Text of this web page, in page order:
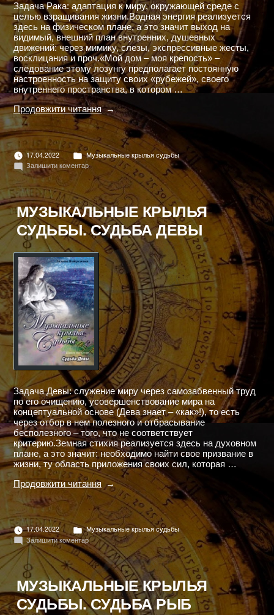
Задача Рака: адаптация к миру, окружающей среде с
целью взращивания жизни.Водная энергия реализуется
здесь на физическом плане, а это значит выход на
видимый, внешний план внутренних, душевных
движений: через мимику, слезы, экспрессивные жесты,
восклицания и проч.«Мой дом – моя крепость» –
следование этому лозунгу предполагает постоянную
настроенность на защиту своих «рубежей», своего
внутреннего пространства, в котором …
Продовжити читання"МУЗЫКАЛЬНЫЕ
КРЫЛЬЯ
СУДЬБЫ.
СУДЬБА
РАКА"
17.04.2022
Опубліковано
в
Музыкальные крылья судьбы
Залишити коментардо
МУЗЫКАЛЬНЫЕ
КРЫЛЬЯ
СУДЬБЫ.
СУДЬБА
РАКА
МУЗЫКАЛЬНЫЕ КРЫЛЬЯ
СУДЬБЫ. СУДЬБА ДЕВЫ
Задача Девы: служение миру через самозабвенный труд
по его очищению, усовершенствование мира на
концептуальной основе (Дева знает – «как»!), то есть
через отбор в нем полезного и отбрасывание
бесполезного – того, что не соответствует
критерию.Земная стихия реализуется здесь на духовном
плане, а это значит: необходимо найти свое призвание в
жизни, ту область приложения своих сил, которая …
Продовжити читання "МУЗЫКАЛЬНЫЕ
КРЫЛЬЯ
СУДЬБЫ.
СУДЬБА
ДЕВЫ"
17.04.2022
Опубліковано
в
Музыкальные крылья судьбы
Залишити коментардо
МУЗЫКАЛЬНЫЕ
КРЫЛЬЯ
СУДЬБЫ.
СУДЬБА
ДЕВЫ
МУЗЫКАЛЬНЫЕ КРЫЛЬЯ
СУДЬБЫ. СУДЬБА РЫБ